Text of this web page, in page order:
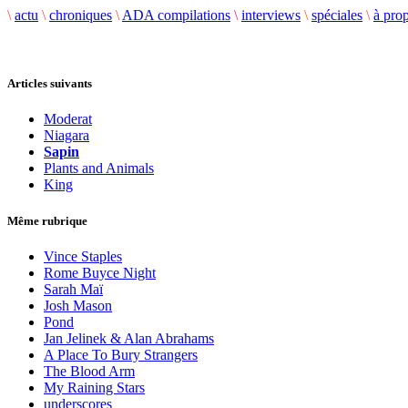
\ actu \ chroniques \ ADA compilations \ interviews \ spéciales \ à
Articles suivants
Moderat
Niagara
Sapin
Plants and Animals
King
Même rubrique
Vince Staples
Rome Buyce Night
Sarah Maï
Josh Mason
Pond
Jan Jelinek & Alan Abrahams
A Place To Bury Strangers
The Blood Arm
My Raining Stars
underscores